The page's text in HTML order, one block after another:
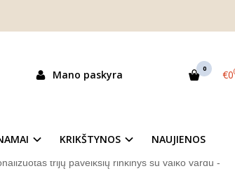
Mano paskyra 0 €0
KRIKŠTYNOS NAUJIENOS
"GĖLYNAI"
trijų paveikslų rinkinys su vaiko vardu -